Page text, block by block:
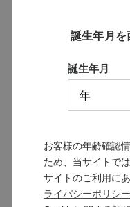
特
誕生年月を
誕生年月
お客様の年齢確認
ため、当サイトで
サイトのご利用に
ライバシーポリシ